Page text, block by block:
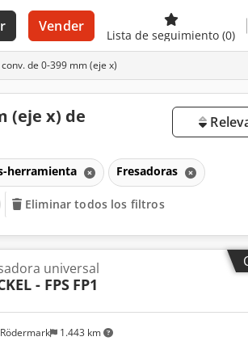
Vender
Lista de seguimiento (0)
de 0-399 mm (eje x)
(eje x) de
herramienta Fresadoras
Eliminar todos los filtros
1.443 km
universal
- FPS FP1